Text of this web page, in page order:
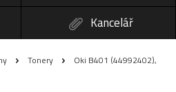
Kancelář
Tonery
Oki B401 (44992402),